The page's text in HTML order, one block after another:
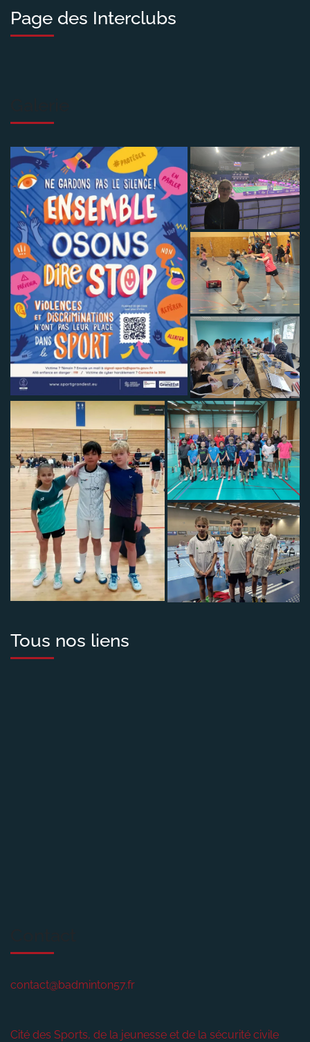
Page des Interclubs
Tous nos liens
contact@badminton57.fr
Cité des Sports, de la jeunesse et de la sécurité civile